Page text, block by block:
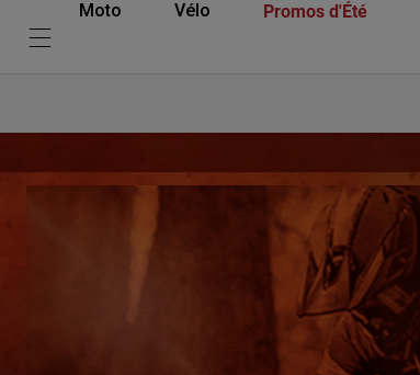
Moto Vélo Promos d'Été